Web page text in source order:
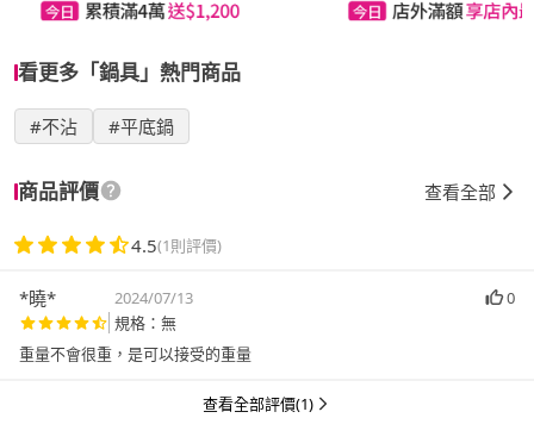
看更多「鍋具」熱門商品
#不沾 #平底鍋
商品評價 查看全部
4.5(1則評價)
*曉* 2024/07/13
0
規格：無
重量不會很重，是可以接受的重量
查看全部評價(1)